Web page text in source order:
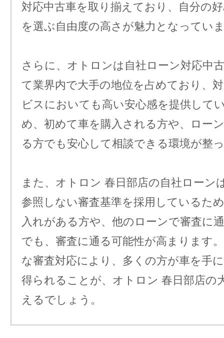
対応中古車を取り揃えており、自分の
を選ぶ自由度の高さが魅力となってい
さらに、オトロンは自社ローン対応中
て業界内で大手の地位を占めており、
ビスにおいても高い安心感を提供して
め、初めて車を購入される方や、ロー
る方でも安心して相談できる環境が整
また、オトロン 春日部店の自社ローン
参照しない審査基準を採用しているた
入れがある方や、他のローンで審査に
でも、審査に通る可能性が高まります
な審査対応により、多くの方が車を手
得られることが、オトロン 春日部店の
えるでしょう。